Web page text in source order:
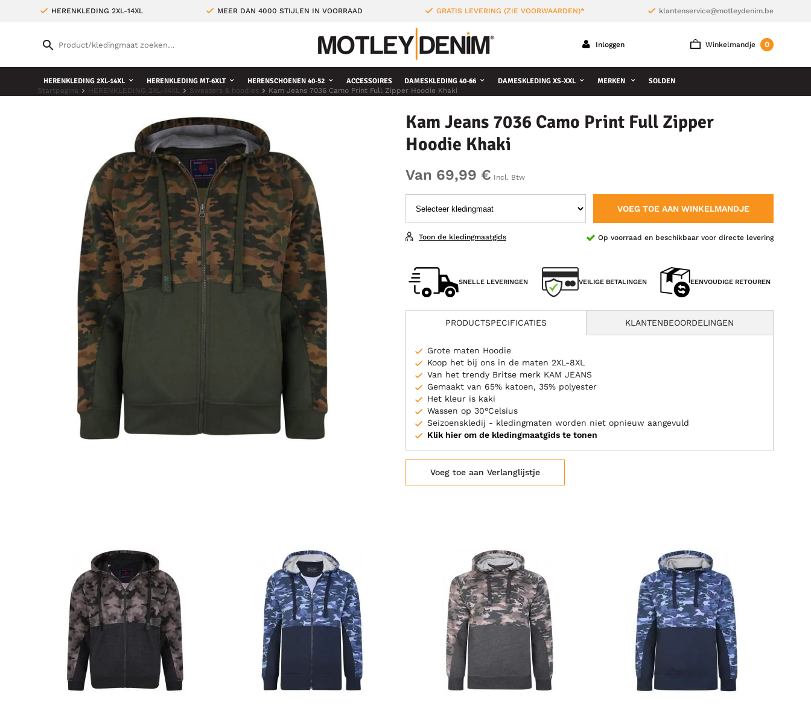
HERENKLEDING 2XL-14XL MEER DAN 4000 STIJLEN IN VOORRAAD GRATIS LEVERING (ZIE VOORWAARDEN)* klantenservice@motleydenim.be
Winkelmandje 0
Inloggen
HERENKLEDING 2XL-14XL HERENKLEDING MT-6XLT HERENSCHOENEN 40-52 ACCESSOIRES DAMESKLEDING 40-66 DAMESKLEDING XS-XXL MERKEN SOLDEN
Startpagina HERENKLEDING 2XL-14XL Sweaters & hoodies Kam Jeans 7036 Camo Print Full Zipper Hoodie Khaki
Kam Jeans 7036 Camo Print Full Zipper
Hoodie Khaki
Van 69,99 € Incl. Btw
VOEG TOE AAN WINKELMANDJE
Op voorraad en beschikbaar voor directe levering
Toon de kledingmaatgids
SNELLE LEVERINGEN VEILIGE BETALINGEN EENVOUDIGE RETOUREN
PRODUCTSPECIFICATIES KLANTENBEOORDELINGEN
Grote maten Hoodie
Koop het bij ons in de maten 2XL-8XL
Van het trendy Britse merk KAM JEANS
Gemaakt van 65% katoen, 35% polyester
Het kleur is kaki
Wassen op 30°Celsius
Seizoenskledij - kledingmaten worden niet opnieuw aangevuld
Klik hier om de kledingmaatgids te tonen
Voeg toe aan Verlanglijstje